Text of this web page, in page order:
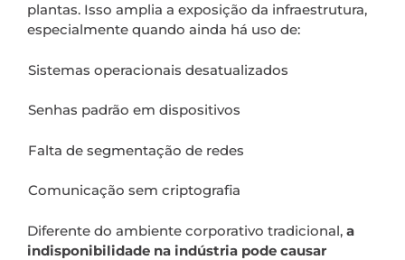
plantas. Isso amplia a exposição da infraestrutura,
especialmente quando ainda há uso de:
Sistemas operacionais desatualizados
Senhas padrão em dispositivos
Falta de segmentação de redes
Comunicação sem criptografia
Diferente do ambiente corporativo tradicional, a
indisponibilidade na indústria pode causar